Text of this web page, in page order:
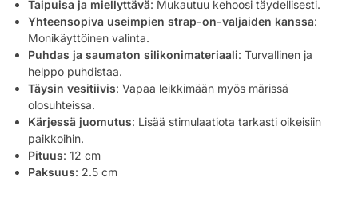
Taipuisa ja miellyttävä: Mukautuu kehoosi täydellisesti.
Yhteensopiva useimpien strap-on-valjaiden kanssa:
Monikäyttöinen valinta.
Puhdas ja saumaton silikonimateriaali: Turvallinen ja
helppo puhdistaa.
Täysin vesitiivis: Vapaa leikkimään myös märissä
olosuhteissa.
Kärjessä juomutus: Lisää stimulaatiota tarkasti oikeisiin
paikkoihin.
Pituus: 12 cm
Paksuus: 2.5 cm